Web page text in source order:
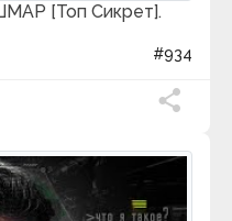
[Топ Сикрет].
#934